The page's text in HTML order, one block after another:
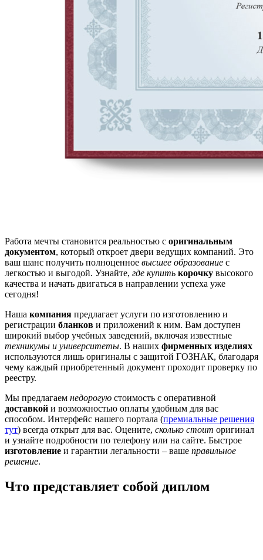
Работа мечты становится реальностью с оригинальным
документом, который откроет двери ведущих компаний. Это
ваш шанс получить полноценное высшее образование с
легкостью и выгодой. Узнайте, где купить корочку высокого
качества и начать двигаться в направлении успеха уже
сегодня!
Наша компания предлагает услуги по изготовлению и
регистрации бланков и приложений к ним. Вам доступен
широкий выбор учебных заведений, включая известные
техникумы и университеты. В наших фирменных изделиях
используются лишь оригиналы с защитой ГОЗНАК, благодаря
чему каждый приобретенный документ проходит проверку по
реестру.
Мы предлагаем недорогую стоимость с оперативной
доставкой и возможностью оплаты удобным для вас
способом. Интерфейс нашего портала (премиальные решения
тут) всегда открыт для вас. Оцените, сколько стоит оригинал
и узнайте подробности по телефону или на сайте. Быстрое
изготовление и гарантии легальности – ваше правильное
решение.
Что представляет собой диплом